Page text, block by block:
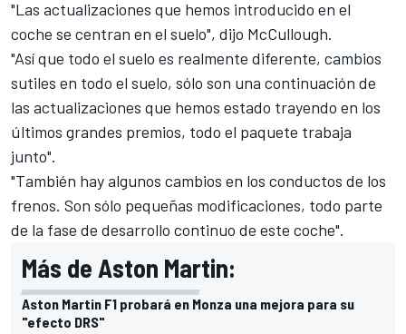
"Las actualizaciones que hemos introducido en el
coche se centran en el suelo", dijo McCullough.
"Así que todo el suelo es realmente diferente, cambios
sutiles en todo el suelo, sólo son una continuación de
las actualizaciones que hemos estado trayendo en los
últimos grandes premios, todo el paquete trabaja
junto".
"También hay algunos cambios en los conductos de los
frenos. Son sólo pequeñas modificaciones, todo parte
de la fase de desarrollo continuo de este coche".
Más de Aston Martin:
Aston Martin F1 probará en Monza una mejora para su
"efecto DRS"